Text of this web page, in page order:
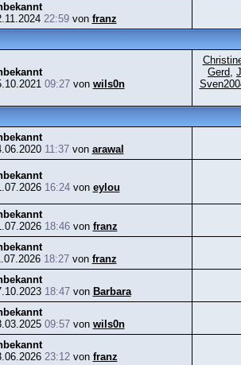
22:59von franz
09:27von wils0n
Gerd,
11:37von arawal
16:24von eylou
18:46von franz
18:27von franz
18:47von Barbara
09:57von wils0n
23:12von franz